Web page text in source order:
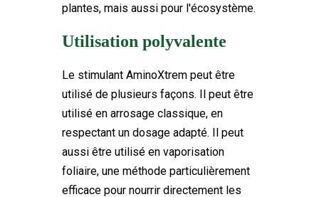
plantes, mais aussi pour l'écosystème.
Utilisation polyvalente
Le stimulant AminoXtrem peut être
utilisé de plusieurs façons. Il peut être
utilisé en arrosage classique, en
respectant un dosage adapté. Il peut
aussi être utilisé en vaporisation
foliaire, une méthode particulièrement
efficace pour nourrir directement les